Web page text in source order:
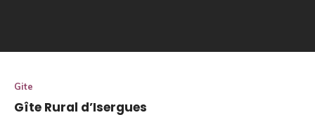
Gite
Gîte Rural d’Isergues